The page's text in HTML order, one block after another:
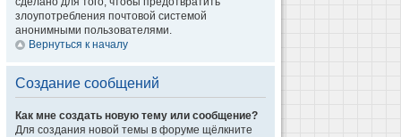
злоупотребления почтовой системой
анонимными пользователями.
Вернуться к началу
Создание сообщений
Как мне создать новую тему или сообщение?
Для создания новой темы в форуме щёлкните